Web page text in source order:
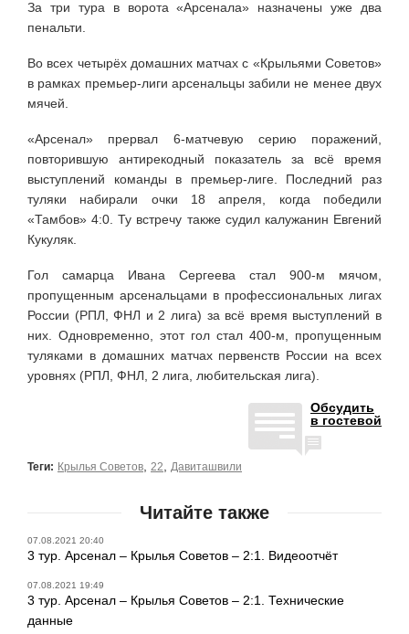
За три тура в ворота «Арсенала» назначены уже два
пенальти.
Во всех четырёх домашних матчах с «Крыльями Советов»
в рамках премьер-лиги арсенальцы забили не менее двух
мячей.
«Арсенал» прервал 6-матчевую серию поражений,
повторившую антирекодный показатель за всё время
выступлений команды в премьер-лиге. Последний раз
туляки набирали очки 18 апреля, когда победили
«Тамбов» 4:0. Ту встречу также судил калужанин Евгений
Кукуляк.
Гол самарца Ивана Сергеева стал 900-м мячом,
пропущенным арсенальцами в профессиональных лигах
России (РПЛ, ФНЛ и 2 лига) за всё время выступлений в
них. Одновременно, этот гол стал 400-м, пропущенным
туляками в домашних матчах первенств России на всех
уровнях (РПЛ, ФНЛ, 2 лига, любительская лига).
Обсудить
в гостевой
Теги: Крылья Советов 22 Давиташвили
Читайте также
07.08.2021 20:40
3 тур. Арсенал – Крылья Советов – 2:1. Видеоотчёт
07.08.2021 19:49
3 тур. Арсенал – Крылья Советов – 2:1. Технические
данные